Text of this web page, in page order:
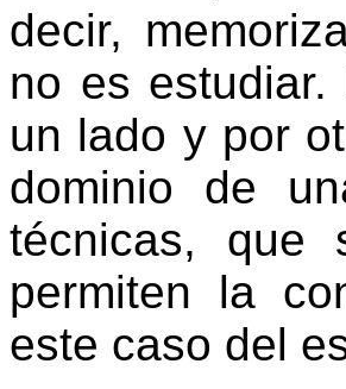
decir,
no es
un lado y por
dominio de
técnicas, que
permiten la
este caso del